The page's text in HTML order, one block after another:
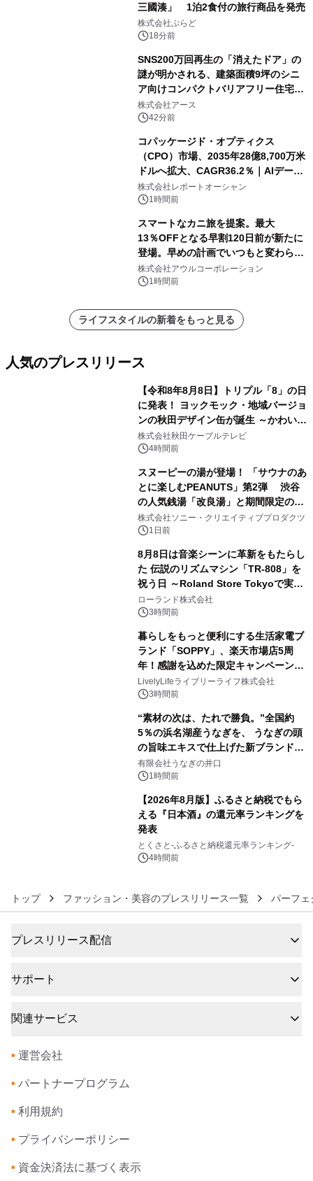
三國湊」 1泊2食付の旅行商品を発売
株式会社ぷらど
18分前
SNS200万回再生の「消えたドア」の
謎が明かされる、建築面積9坪のシニ
ア向けコンパクトバリアフリー住宅が
誕生
株式会社アース
42分前
コパッケージド・オプティクス
（CPO）市場、2035年28億8,700万米
ドルへ拡大、CAGR36.2％｜AIデータ
センター・高速光通信需要が成長を加
速
株式会社レポートオーシャン
1時間前
スマートなカニ旅を提案。最大
13％OFFとなる早割120日前が新たに
登場。早めの計画でいつもと変わらぬ
大人の冬旅を。ー夕日ヶ浦温泉「佳松
苑 別邸ふうか」ー
株式会社アウルコーポレーション
1時間前
ライフスタイルの新着をもっと見る
人気のプレスリリース
【令和8年8月8日】トリプル「8」の日
に発表！ ヨックモック・地域バージョ
ンの秋田デザイン缶が誕生 ～かわいい
秋田犬の子犬と秋田の四季と名所を巡
るパッケージ～ 9月1日(火)秋田県内で
株式会社秋田ケーブルテレビ
4時間前
スヌーピーの湯が登場！ 「サウナのあ
とに楽しむPEANUTS」第2弾 渋谷
の人気銭湯「改良湯」と期間限定のコ
ラボレーション サウナイキタイコラ
ボグッズも発売決定！
株式会社ソニー・クリエイティブプロダクツ
1日前
8月8日は音楽シーンに革新をもたらし
た 伝説のリズムマシン「TR-808」を
祝う日 ～Roland Store Tokyoで実機
を展示しての 記念キャンペーンを開
催 英国ラジオ「NTS」の 特別プログ
アーティストを フィーチャーしたアニ
メーションを公開～
ローランド株式会社
3時間前
暮らしをもっと便利にする生活家電ブ
ランド「SOPPY」、楽天市場店5周
年！感謝を込めた限定キャンペーンを
8月10日より開催
LivelyLifeライブリーライフ株式会社
3時間前
“素材の次は、たれで勝負。”全国約
5％の浜名湖産うなぎを、 うなぎの頭
の旨味エキスで仕上げた新ブランド
「井口の誉」誕生
有限会社うなぎの井口
1時間前
【2026年8月版】ふるさと納税でもら
える『日本酒』の還元率ランキングを
発表
とくさと-ふるさと納税還元率ランキング-
4時間前
トップ ファッション・美容のプレスリリース一覧 パーフェ
プレスリリース配信
サポート
関連サービス
• 運営会社
• パートナープログラム
• 利用規約
• プライバシーポリシー
• 資金決済法に基づく表示